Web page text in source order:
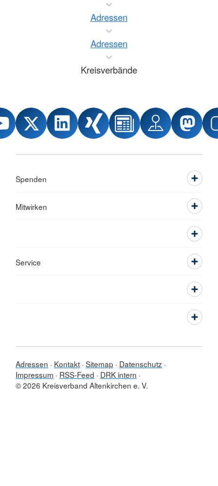
Adressen
Adressen
Kreisverbände
Spenden
Mitwirken
Service
Adressen Kontakt Sitemap
Datenschutz
Impressum
RSS-Feed
DRK intern
© 2026 Kreisverband Altenkirchen e. V.